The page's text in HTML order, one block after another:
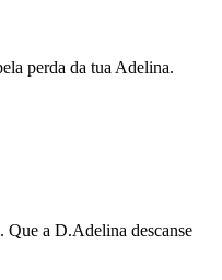
perda da tua Adelina.
Que a D.Adelina descanse